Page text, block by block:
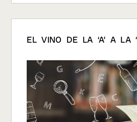
EL VINO DE LA ‘A’ A LA